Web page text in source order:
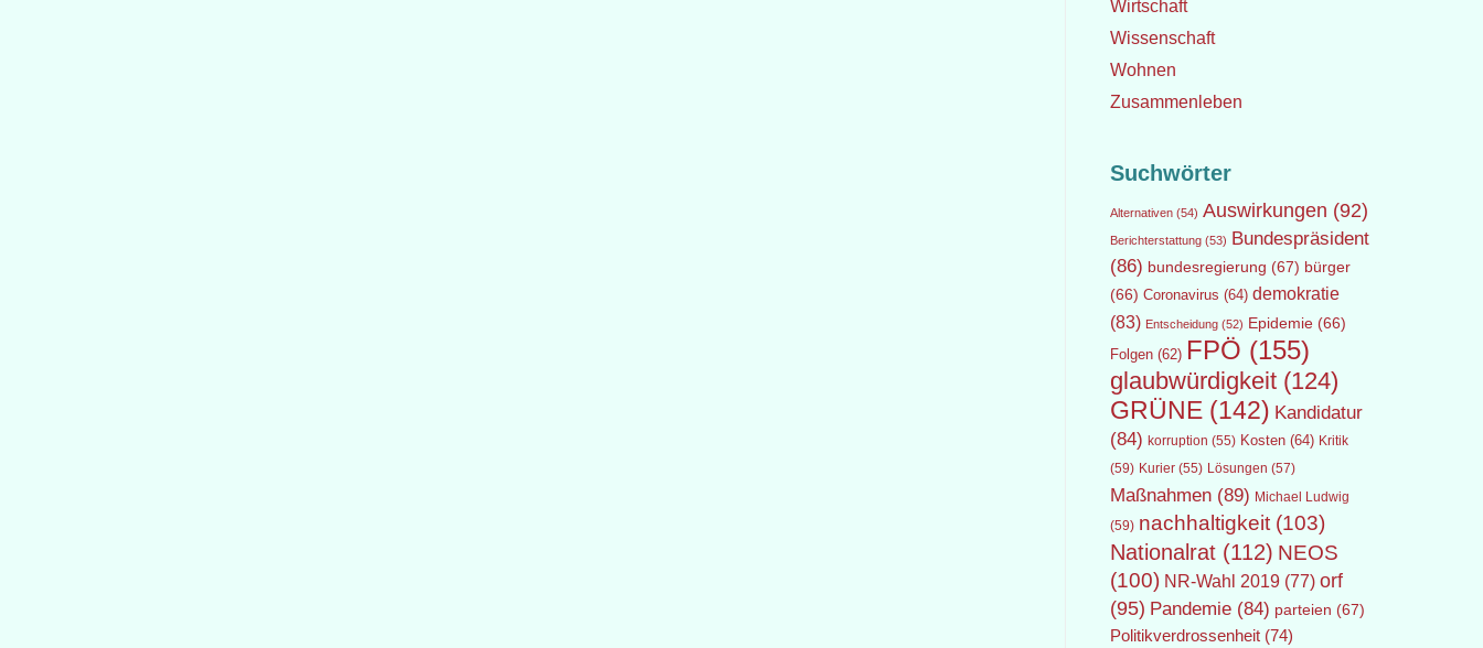
Wirtschaft
Wissenschaft
Wohnen
Zusammenleben
Suchwörter
Alternativen(54) Auswirkungen (92)
Berichterstattung(53) Bundespräsident
(86) bundesregierung (67) bürger
(66) Coronavirus (64) demokratie
(83) Entscheidung(52) Epidemie(66)
Folgen(62) FPÖ (155)
glaubwürdigkeit(124)
GRÜNE(142) Kandidatur
(84) korruption (55) Kosten(64) Kritik
(59) Kurier(55) Lösungen (57)
Maßnahmen(89) Michael Ludwig
(59) nachhaltigkeit(103)
Nationalrat(112) NEOS
(100) NR-Wahl 2019(77) orf
(95) Pandemie(84) parteien (67)
Politikverdrossenheit(74)